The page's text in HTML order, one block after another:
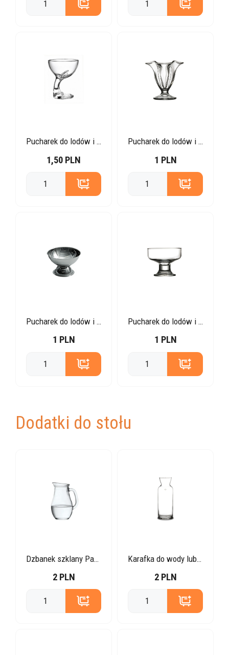
Pucharek do lodów i deserów fantazyjny
1,50 PLN
Pucharek do lodów i deserów kwiat
1 PLN
Pucharek do lodów i deserów stalowy
1 PLN
Pucharek do lodów i deserów klasyczny
1 PLN
Dodatki do stołu
Dzbanek szklany Pasabahce Bistro 500 ml
2 PLN
Karafka do wody lub wina 1l
2 PLN